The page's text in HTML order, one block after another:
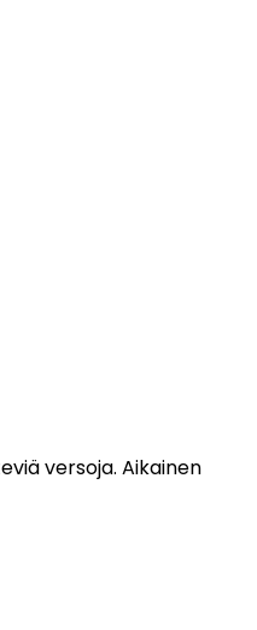
versoja. Aikainen